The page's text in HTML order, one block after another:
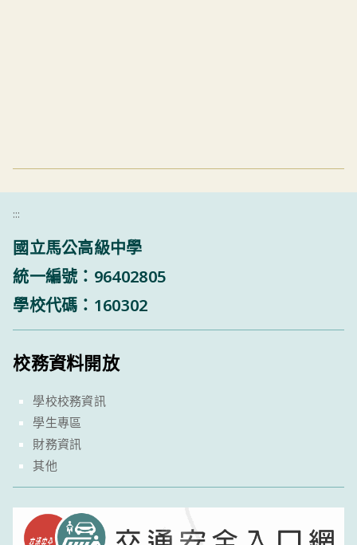
:::
國立馬公高級中學
統一編號：96402805
學校代碼：160302
校務資料開放
學校校務資訊
學生專區
財務資訊
其他